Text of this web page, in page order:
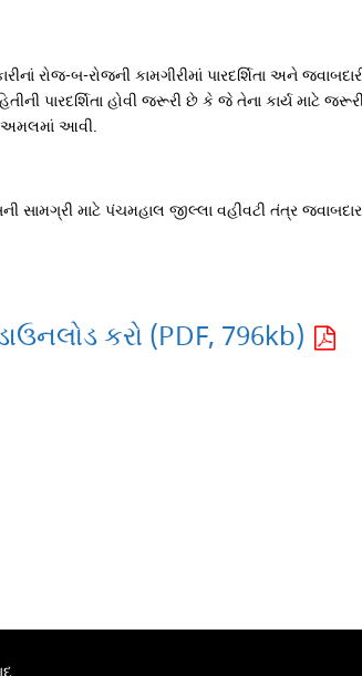
રોજ-બ-રોજની કામગીરીમાં પારદર્શિતા અને
પારદર્શિતા હોવી જરૂરી છે કે જે તેના કાર્ય માટે
અમલમાં આવી.
માટે પંચમહાલ જીલ્લા વહીવટી તંત્ર
કરો (PDF, 796kb)